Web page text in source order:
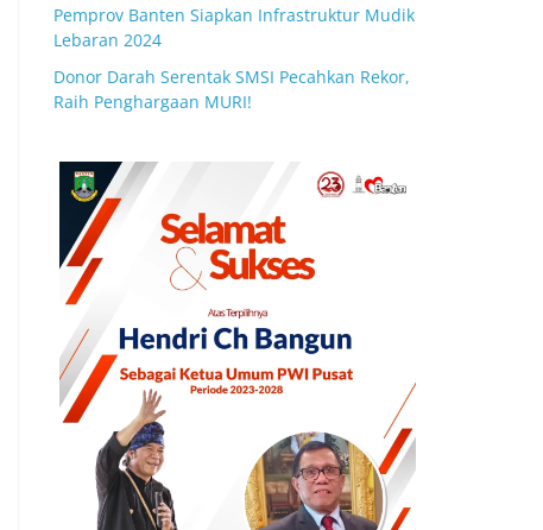
Pemprov Banten Siapkan Infrastruktur Mudik
Lebaran 2024
Donor Darah Serentak SMSI Pecahkan Rekor,
Raih Penghargaan MURI!